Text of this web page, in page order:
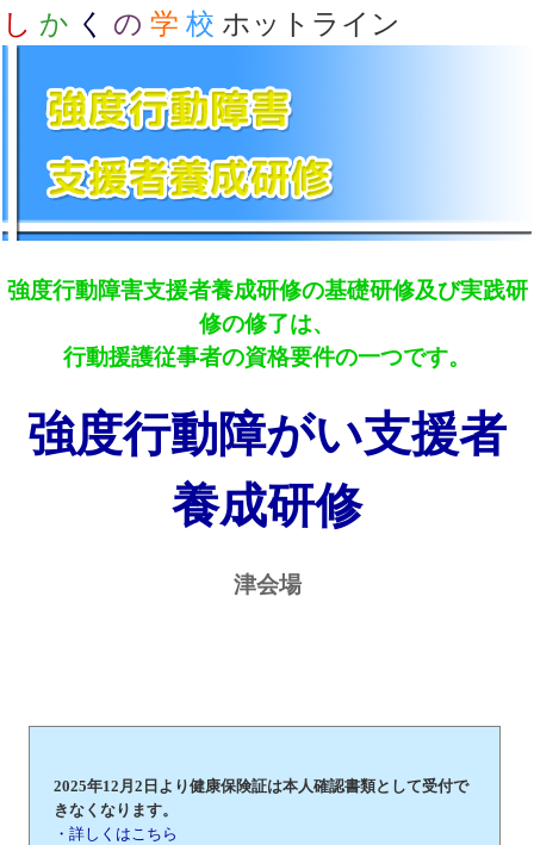
し か く の 学 校 ホットライン
強度行動障害支援者養成研修の基礎研修及び実践研
修の修了は、
行動援護従事者の資格要件の一つです。
強度行動障がい支援者
養成研修
津会場
2025年12月2日より健康保険証は本人確認書類として受付で
きなくなります。
・詳しくはこちら